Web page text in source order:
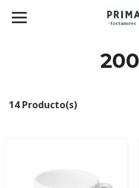
14 Producto(s)